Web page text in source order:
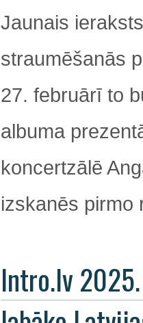
Jaunais
straumēšanās
27. februārī to
albuma
koncertzālē
izskanēs pirmo
Intro.lv